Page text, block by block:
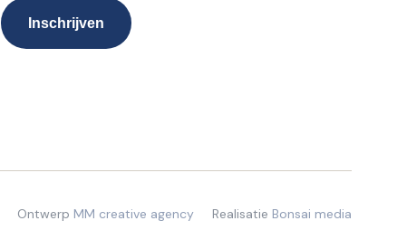
Ontwerp MM creative agencyRealisatie Bonsai media